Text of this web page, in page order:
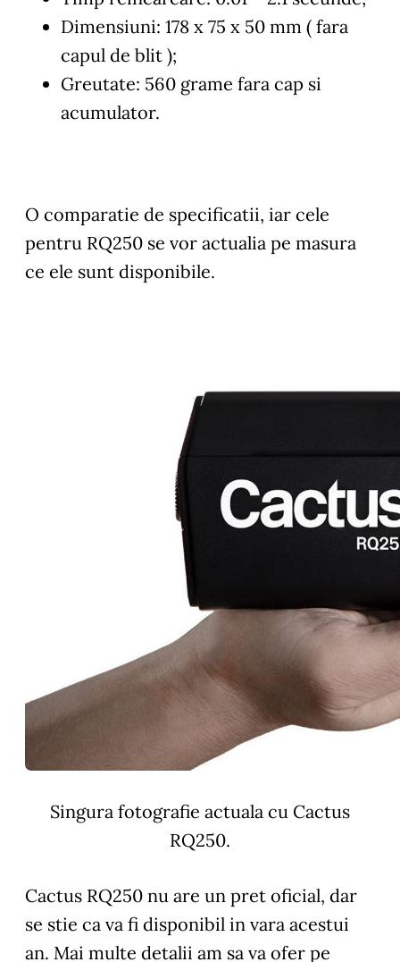
Dimensiuni: 178 x 75 x 50 mm ( fara
capul de blit );
Greutate: 560 grame fara cap si
acumulator.
O comparatie de specificatii, iar cele
pentru RQ250 se vor actualia pe masura
ce ele sunt disponibile.
Singura fotografie actuala cu Cactus
RQ250.
Cactus RQ250 nu are un pret oficial, dar
se stie ca va fi disponibil in vara acestui
an. Mai multe detalii am sa va ofer pe